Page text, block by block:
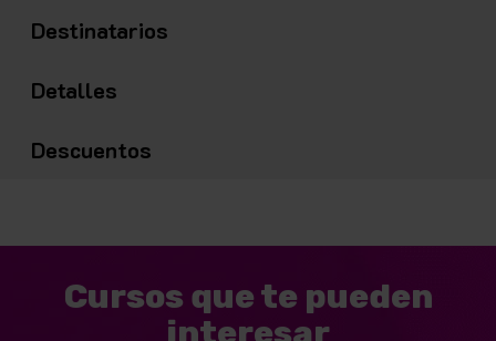
Destinatarios
Detalles
Descuentos
Cursos que te pueden